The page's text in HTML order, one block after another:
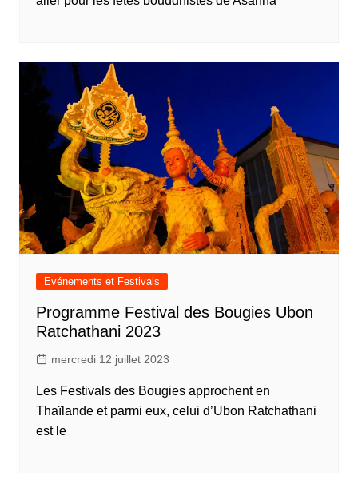
Evénements et Festivals
Programme Festival des Bougies Ubon
Ratchathani 2023
mercredi 12 juillet 2023
Les Festivals des Bougies approchent en
Thaïlande et parmi eux, celui d’Ubon Ratchathani
est le